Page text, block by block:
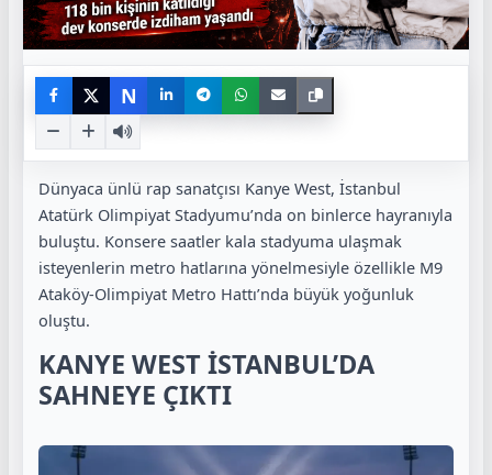
N
Dünyaca ünlü rap sanatçısı Kanye West, İstanbul
Atatürk Olimpiyat Stadyumu’nda on binlerce hayranıyla
buluştu. Konsere saatler kala stadyuma ulaşmak
isteyenlerin metro hatlarına yönelmesiyle özellikle M9
Ataköy-Olimpiyat Metro Hattı’nda büyük yoğunluk
oluştu.
KANYE WEST İSTANBUL’DA
SAHNEYE ÇIKTI